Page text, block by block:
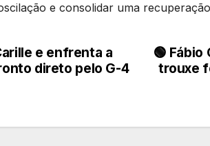
e consolidar uma
🟢 Fábio
trouxe
e enfrenta a
direto pelo G-4